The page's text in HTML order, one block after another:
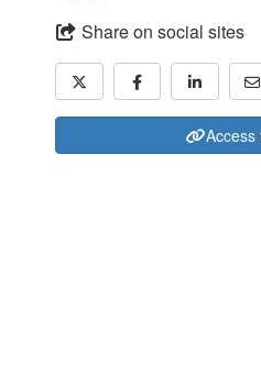
Share on social sites
Access